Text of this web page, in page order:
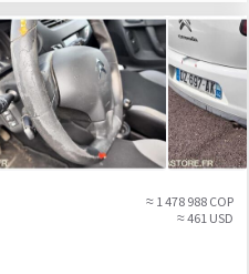
≈ 1 478 988 COP
≈ 461 USD